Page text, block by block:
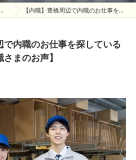
【内職】豊橋周辺で内職のお仕事を探している方募集中！【内職さまのお声】
で内職のお仕事を探している
まのお声】